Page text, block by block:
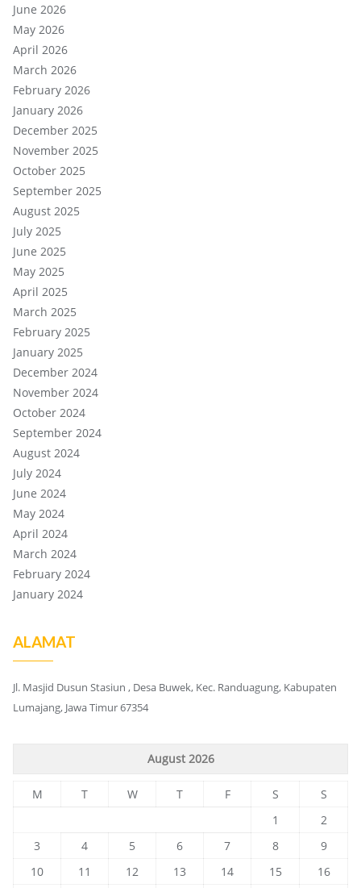
June 2026
May 2026
April 2026
March 2026
February 2026
January 2026
December 2025
November 2025
October 2025
September 2025
August 2025
July 2025
June 2025
May 2025
April 2025
March 2025
February 2025
January 2025
December 2024
November 2024
October 2024
September 2024
August 2024
July 2024
June 2024
May 2024
April 2024
March 2024
February 2024
January 2024
ALAMAT
Jl. Masjid Dusun Stasiun , Desa Buwek, Kec. Randuagung, Kabupaten
Lumajang, Jawa Timur 67354
August 2026
M T W T F S
S
1
2
3
4 5 6 7 8
9
10
11 12 13 14 15
16